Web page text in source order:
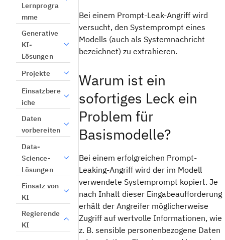
Lernprogra
mme
Generative
KI-
Lösungen
Projekte
Einsatzbere
iche
Daten
vorbereiten
Data-
Science-
Lösungen
Einsatz von
KI
Regierende
KI
Bei einem Prompt-Leak-Angriff wird
versucht, den Systemprompt eines
Modells (auch als Systemnachricht
bezeichnet) zu extrahieren.
Warum ist ein
sofortiges Leck ein
Problem für
Basismodelle?
Bei einem erfolgreichen Prompt-
Leaking-Angriff wird der im Modell
verwendete Systemprompt kopiert. Je
nach Inhalt dieser Eingabeaufforderung
erhält der Angreifer möglicherweise
Zugriff auf wertvolle Informationen, wie
z. B. sensible personenbezogene Daten